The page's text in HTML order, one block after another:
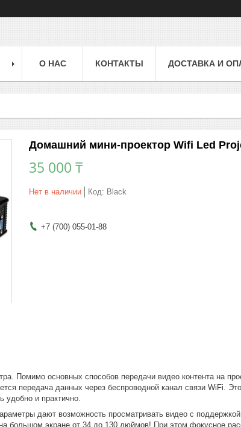
О НАС КОНТАКТЫ ДОСТАВКА И
Домашний мини-проектор Wifi Led
35 000 ₸
Нет в наличии Код: Black
+7 (700) 055-01-88
Помимо основных способов передачи видео контента на
передача данных через беспроводной канал связи WiFi.
и практично.
дают возможность просматривать видео с
большом экране от 34 до 130 дюймов! При этом фокусное